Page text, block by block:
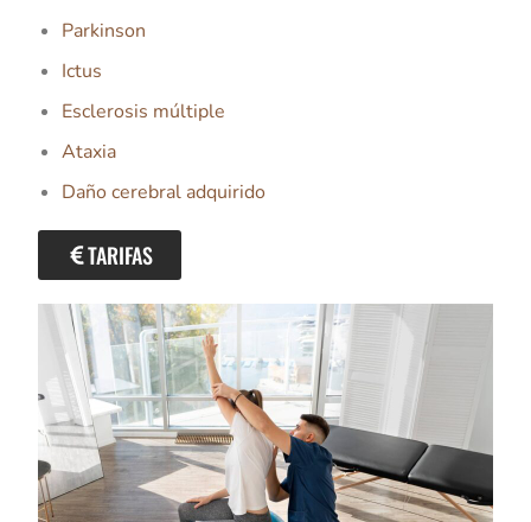
Parkinson
Ictus
Esclerosis múltiple
Ataxia
Daño cerebral adquirido
TARIFAS